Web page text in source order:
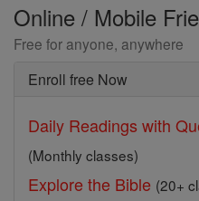
Online / Mobile
Free for anyone, anywhere
Enroll free Now
Daily Readings with
(Monthly classes)
Explore the Bible (20+